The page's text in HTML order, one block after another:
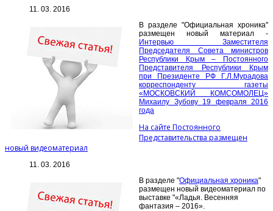
11. 03. 2016
В разделе "Официальная хроника"
размещен новый материал -
Интервью Заместителя
Председателя Совета министров
Республики Крым – Постоянного
Представителя Республики Крым
при Президенте РФ Г.Л.Мурадова
корреспонденту газеты
«МОСКОВСКИЙ КОМСОМОЛЕЦ»
Михаилу Зубову 19 февраля 2016
года
На сайте Постоянного
Представительства размещен
новый видеоматериал
11. 03. 2016
В разделе "Официальная хроника"
размещен новый видеоматериал по
выставке "«Ладья. Весенняя
фантазия – 2016».